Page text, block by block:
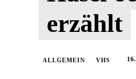
erzählt
ALLGEMEIN VHS